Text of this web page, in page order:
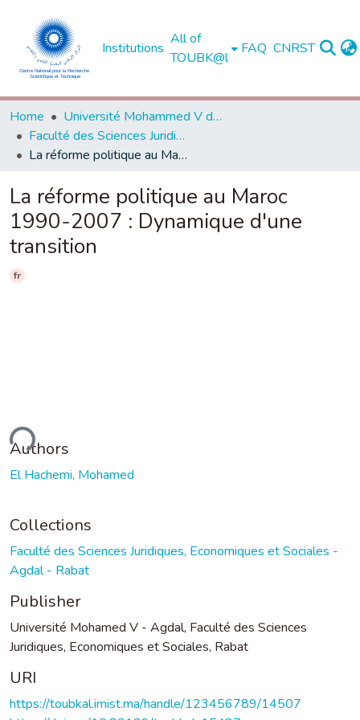
Institutions
All of
TOUBK@l
FAQ CNRST
Home
Université Mohammed V de Rabat
Faculté des Sciences Juridiques, Economiques et Sociales - Agdal - Rabat
La réforme politique au Maroc 1990-2007 : Dynamique d'une transition
La réforme politique au Maroc
1990-2007 : Dynamique d'une
transition
fr
Authors
El Hachemi, Mohamed
Collections
Faculté des Sciences Juridiques, Economiques et Sociales -
Agdal - Rabat
Publisher
Université Mohamed V - Agdal, Faculté des Sciences
Juridiques, Economiques et Sociales, Rabat
URI
https://toubkal.imist.ma/handle/123456789/14507